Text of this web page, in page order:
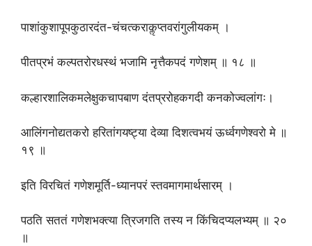
पाशांकुशापूपकुठारदंत-चंचत्कराकॢप्तवरांगुलीयकम् ।
पीतप्रभं कल्पतरोरधस्थं भजामि नृत्तैकपदं गणेशम् ॥ १८ ॥
कल्हारशालिकमलेक्षुकचापबाण दंतप्ररोहकगदी कनकोज्वलांगः।
आलिंगनोद्यतकरो हरितांगयष्ट्या देव्या दिशत्वभयं ऊर्ध्वगणेश्वरो मे ॥
१९ ॥
इति विरचितं गणेशमूर्ति-ध्यानपरं स्तवमागमार्थसारम् ।
पठति सततं गणेशभक्त्या त्रिजगति तस्य न किंचिदप्यलभ्यम् ॥ २०
॥